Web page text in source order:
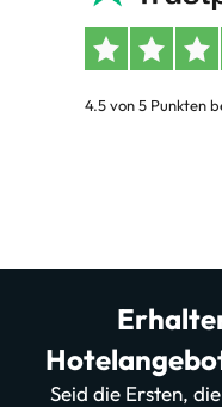
4.5 von 5 Punkten
Seid die Ersten,